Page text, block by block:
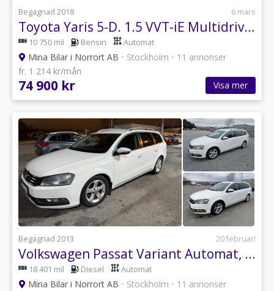
Begagnad 2018 6 mars
Toyota Yaris 5-D. 1.5 VVT-iE Multidrive S Euro 6 Automat Högerstyrd
10 750 mil Bensin Automat
Mina Bilar i Norrort AB • Stockholm • 11 annonser
fr. 1 214 kr/mån
74 900 kr Visa mer
Begagnad 2013 20 februari
Volkswagen Passat Variant Automat, Kamrem Bytt. 2.0 TDI DPF BMT GT Euro 5
18 401 mil Diesel Automat
Mina Bilar i Norrort AB • Stockholm • 11 annonser